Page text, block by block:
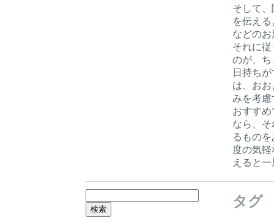
そして
を伝え
などの
それに
のが、
日持ち
は、お
みを考
おすす
なら、
るもの
度の気
えると
検
索:
タグ